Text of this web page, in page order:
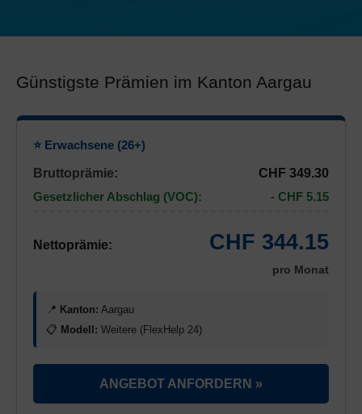
Günstigste Prämien im Kanton Aargau
⭐ Erwachsene (26+)
Bruttoprämie:
CHF 349.30
Gesetzlicher Abschlag (VOC):
- CHF 5.15
Nettoprämie: CHF 344.15
pro Monat
📍 Kanton: Aargau
📋 Modell: Weitere (FlexHelp 24)
ANGEBOT ANFORDERN »